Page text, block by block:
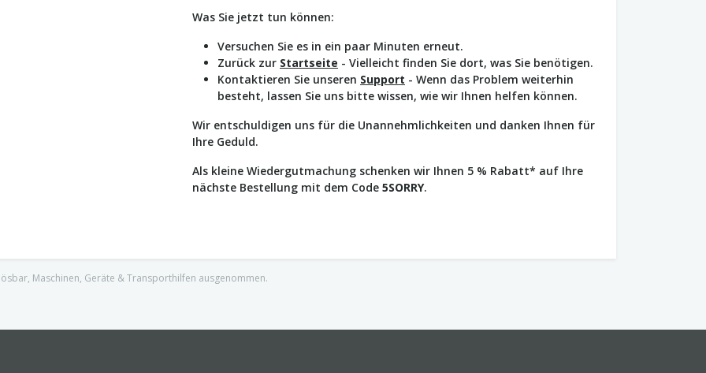
Was Sie jetzt tun können:
Versuchen Sie es in ein paar Minuten erneut.
Zurück zur Startseite - Vielleicht finden Sie dort, was Sie benötigen.
Kontaktieren Sie unseren Support - Wenn das Problem weiterhin
besteht, lassen Sie uns bitte wissen, wie wir Ihnen helfen können.
Wir entschuldigen uns für die Unannehmlichkeiten und danken Ihnen für
Ihre Geduld.
Als kleine Wiedergutmachung schenken wir Ihnen 5 % Rabatt* auf Ihre
nächste Bestellung mit dem Code 5SORRY.
Maschinen, Geräte & Transporthilfen ausgenommen.